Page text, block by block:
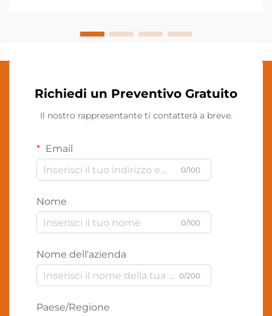
Richiedi un Preventivo Gratuito
Il nostro rappresentante ti contatterà a breve.
Email
0/100
Nome
0/100
Nome dell'azienda
0/200
Paese/Regione